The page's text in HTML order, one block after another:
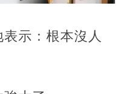
示：根本沒人